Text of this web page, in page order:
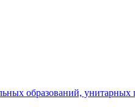
образований,